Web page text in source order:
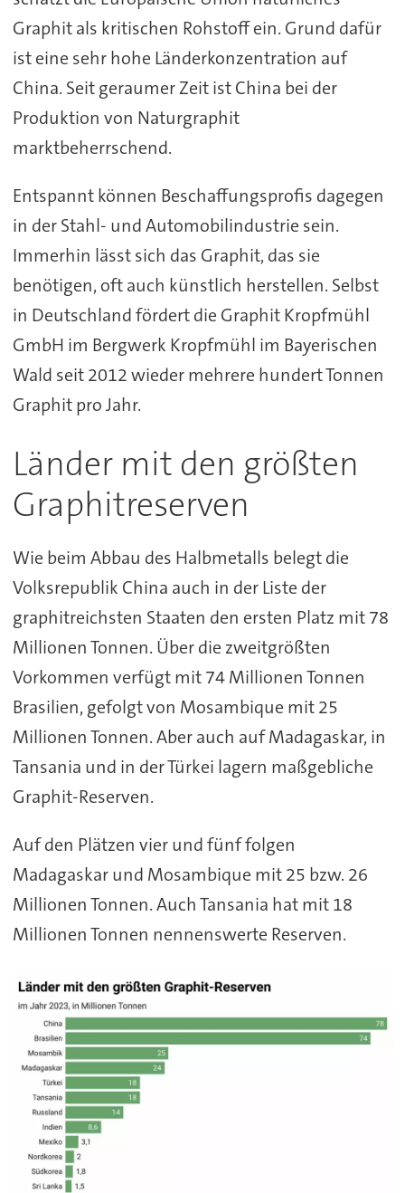
Graphit als kritischen Rohstoff ein. Grund dafür
ist eine sehr hohe Länderkonzentration auf
China. Seit geraumer Zeit ist China bei der
Produktion von Naturgraphit
marktbeherrschend.
Entspannt können Beschaffungsprofis dagegen
in der Stahl- und Automobilindustrie sein.
Immerhin lässt sich das Graphit, das sie
benötigen, oft auch künstlich herstellen. Selbst
in Deutschland fördert die Graphit Kropfmühl
GmbH im Bergwerk Kropfmühl im Bayerischen
Wald seit 2012 wieder mehrere hundert Tonnen
Graphit pro Jahr.
Länder mit den größten
Graphitreserven
Wie beim Abbau des Halbmetalls belegt die
Volksrepublik China auch in der Liste der
graphitreichsten Staaten den ersten Platz mit 78
Millionen Tonnen. Über die zweitgrößten
Vorkommen verfügt mit 74 Millionen Tonnen
Brasilien, gefolgt von Mosambique mit 25
Millionen Tonnen. Aber auch auf Madagaskar, in
Tansania und in der Türkei lagern maßgebliche
Graphit-Reserven.
Auf den Plätzen vier und fünf folgen
Madagaskar und Mosambique mit 25 bzw. 26
Millionen Tonnen. Auch Tansania hat mit 18
Millionen Tonnen nennenswerte Reserven.